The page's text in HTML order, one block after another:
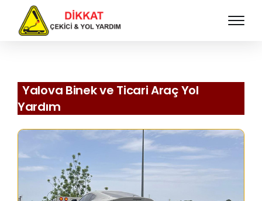
Yalova Binek ve Ticari Araç Yol
Yardım